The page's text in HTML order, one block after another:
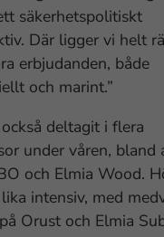
säkerhetspolitiskt
Där ligger vi helt
erbjudanden, både
och marint.”
deltagit i flera
under våren,
och Elmia Wood.
intensiv, med
Orust och Elmia